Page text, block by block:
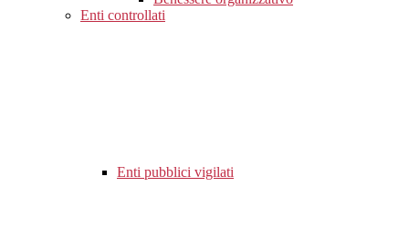
Enti controllati
Enti pubblici vigilati